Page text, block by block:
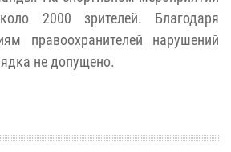
2000 зрителей. Благодаря
правоохранителей нарушений
не допущено.